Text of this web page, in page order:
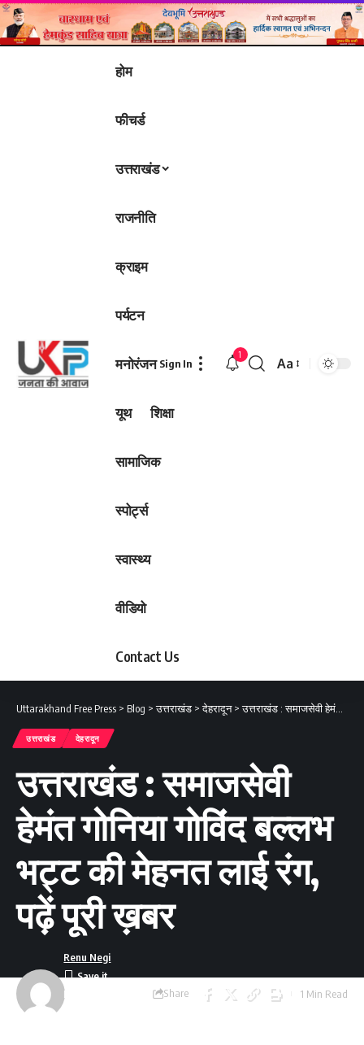
होम
फीचर्ड
उत्तराखंड
राजनीति
क्राइम
पर्यटन
मनोरंजन
यूथ शिक्षा
सामाजिक
स्पोर्ट्स
स्वास्थ्य
वीडियो
Contact Us
Sign In
1
Font
Aa
Uttarakhand Free Press > Blog >उत्तराखंड >देहरादून>उत्तराखंड : समाजसेवी हेमंत गोनिया गोविंद बल्लभ भट्ट की मेहनत लाई रंग, पढ़ें पूरी ख़बर
उत्तराखंड देहरादून
उत्तराखंड : समाजसेवी
हेमंत गोनिया गोविंद बल्लभ
भट्ट की मेहनत लाई रंग,
पढ़ें पूरी ख़बर
Last updated:
Renu Negi
Share 1 Min Read